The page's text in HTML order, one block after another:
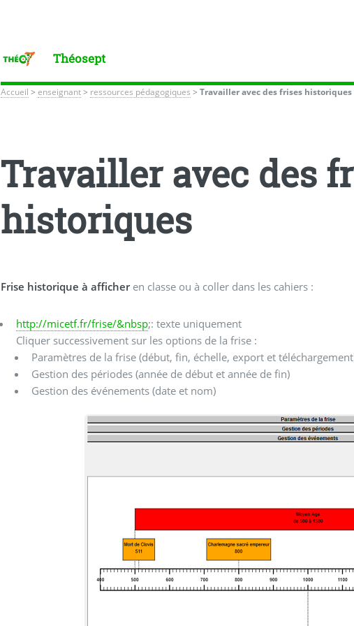
Théosept
Accueil >enseignant> ressources pédagogiques >Travailler avec des frises historiques
Travailler avec des
historiques
Frise historique à afficheren classe ou à coller dans les cahiers :
http://micetf.fr/frise/&nbsp;: texte uniquement
Cliquer successivement sur les options de la frise :
Paramètres de la frise (début, fin, échelle, export et
Gestion des périodes (année de début et année de fin)
Gestion des événements (date et nom)